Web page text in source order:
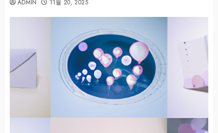
ADMIN 11월 20, 2025